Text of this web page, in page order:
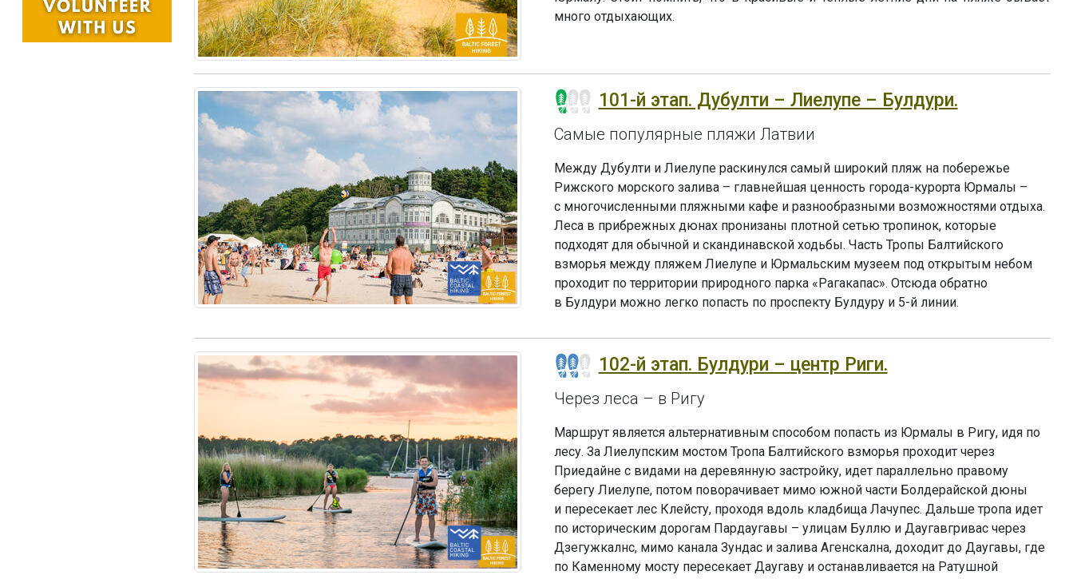
много отдыхающих.
101-й этап. Дубулти – Лиелупе – Булдури.
Самые популярные пляжи Латвии
Между Дубулти и Лиелупе раскинулся самый широкий пляж на побережье
Рижского морского залива – главнейшая ценность города-курорта Юрмалы –
с многочисленными пляжными кафе и разнообразными возможностями отдыха.
Леса в прибрежных дюнах пронизаны плотной сетью тропинок, которые
подходят для обычной и скандинавской ходьбы. Часть Тропы Балтийского
взморья между пляжем Лиелупе и Юрмальским музеем под открытым небом
проходит по территории природного парка «Рагакапас». Отсюда обратно
в Булдури можно легко попасть по проспекту Булдуру и 5-й линии.
102-й этап. Булдури – центр Риги.
Через леса – в Ригу
Маршрут является альтернативным способом попасть из Юрмалы в Ригу, идя по
лесу. За Лиелупским мостом Тропа Балтийского взморья проходит через
Приедайне с видами на деревянную застройку, идет параллельно правому
берегу Лиелупе, потом поворачивает мимо южной части Болдерайской дюны
и пересекает лес Клейсту, проходя вдоль кладбища Лачупес. Дальше тропа идет
по историческим дорогам Пардаугавы – улицам Буллю и Даугавгривас через
Дзегужкалнс, мимо канала Зундас и залива Агенскална, доходит до Даугавы, где
по Каменному мосту пересекает Даугаву и останавливается на Ратушной